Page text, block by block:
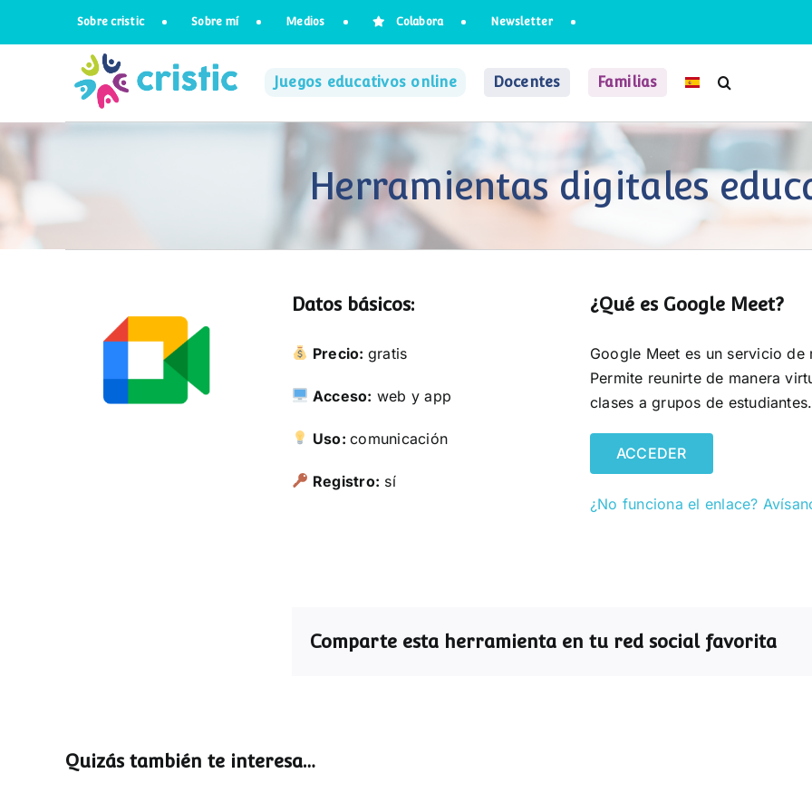
Sobre cristic Sobre mí Medios Colabora Newsletter
Juegos educativos online Docentes Familias
Herramientas digitales
Datos básicos:
Precio: gratis
Acceso: web y app
Uso:comunicación
Registro: sí
¿Qué es Google Meet?
Google Meet es un servicio
Permite reunirte de manera
clases a grupos de estudiantes.
ACCEDER
¿No funciona el enlace?
Comparte esta herramienta en tu red social favorita
Quizás también te interesa…